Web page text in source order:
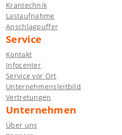
Krantechnik
Lastaufnahme
Anschlagpuffer
Service
Kontakt
Infocenter
Service vor Ort
Unternehmensleitbild
Vertretungen
Unternehmen
Über uns